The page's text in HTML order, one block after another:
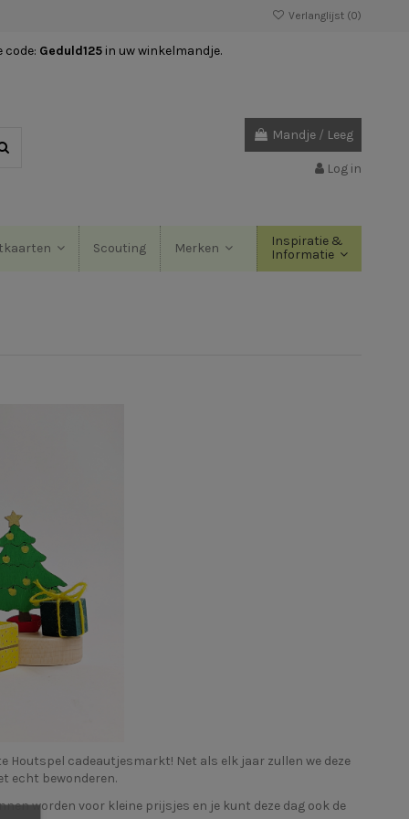
Verlanglijst (0)
code: Geduld125 in uw winkelmandje.
Mandje / Leeg
Log in
Scouting Merken
Inspiratie &
Informatie
Houtspel cadeautjesmarkt! Net als elk jaar zullen we deze
echt bewonderen.
worden voor kleine prijsjes en je kunt deze dag ook de